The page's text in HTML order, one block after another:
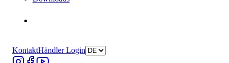
KontaktHändler Login